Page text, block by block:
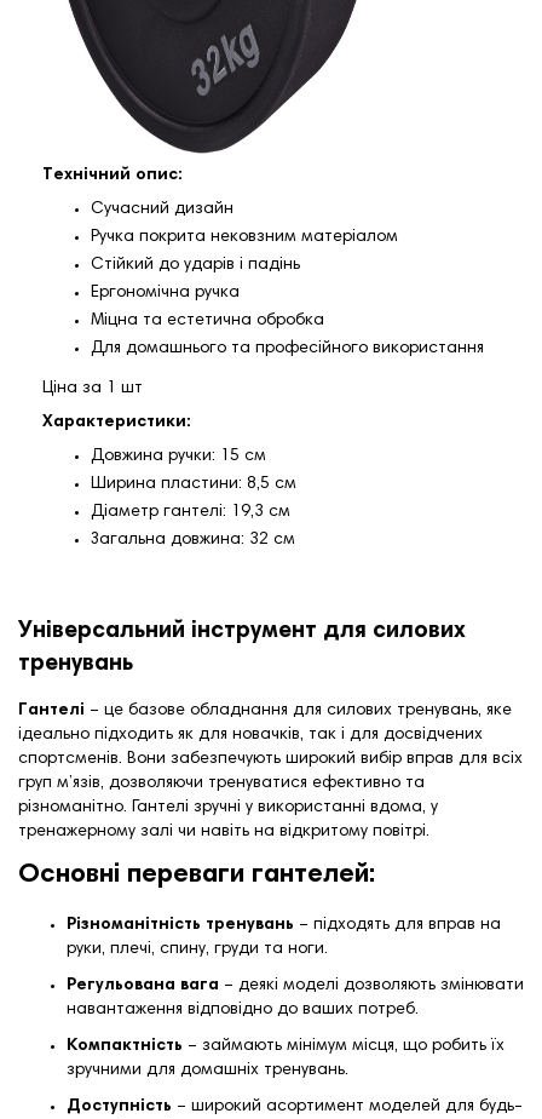
Технічний опис:
Сучасний дизайн
Ручка покрита нековзним матеріалом
Стійкий до ударів і падінь
Ергономічна ручка
Міцна та естетична обробка
Для домашнього та професійного використання
Ціна за 1 шт
Характеристики:
Довжина ручки: 15 см
Ширина пластини: 8,5 см
Діаметр гантелі: 19,3 см
Загальна довжина: 32 см
Універсальний інструмент для силових
тренувань
Гантелі – це базове обладнання для силових тренувань, яке
ідеально підходить як для новачків, так і для досвідчених
спортсменів. Вони забезпечують широкий вибір вправ для всіх
груп м’язів, дозволяючи тренуватися ефективно та
різноманітно. Гантелі зручні у використанні вдома, у
тренажерному залі чи навіть на відкритому повітрі.
Основні переваги гантелей:
Різноманітність тренувань – підходять для вправ на
руки, плечі, спину, груди та ноги.
Регульована вага – деякі моделі дозволяють змінювати
навантаження відповідно до ваших потреб.
Компактність – займають мінімум місця, що робить їх
зручними для домашніх тренувань.
Доступність – широкий асортимент моделей для будь-